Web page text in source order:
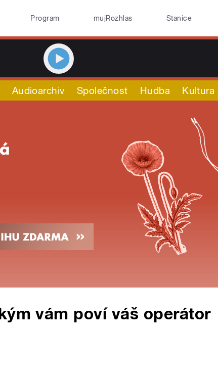
Program mujRozhlas Stanice
Audioarchiv Společnost Hudba Kultura
vám poví váš operátor